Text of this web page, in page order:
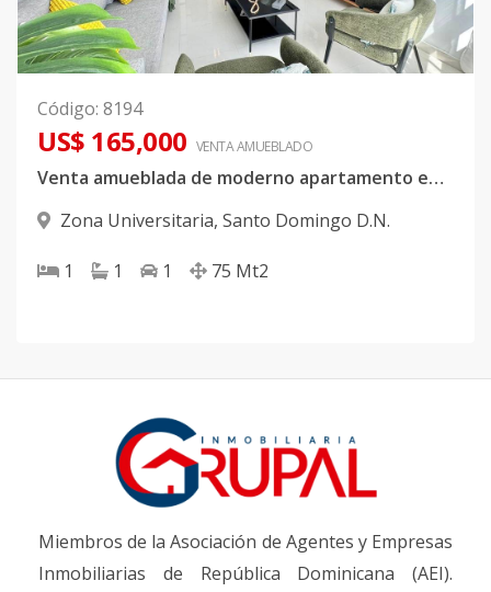
Código: 8194
US$ 165,000 VENTA AMUEBLADO
Venta amueblada de moderno apartamento en Zona Universitaria
Zona Universitaria, Santo Domingo D.N.
1 1 1 75 Mt2
Miembros de la Asociación de Agentes y Empresas
Inmobiliarias de República Dominicana (AEI).